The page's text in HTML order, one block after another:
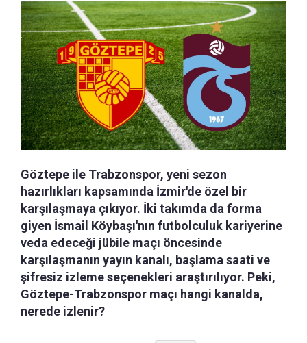
Göztepe ile Trabzonspor, yeni sezon
hazırlıkları kapsamında İzmir'de özel bir
karşılaşmaya çıkıyor. İki takımda da forma
giyen İsmail Köybaşı'nın futbolculuk kariyerine
veda edeceği jübile maçı öncesinde
karşılaşmanın yayın kanalı, başlama saati ve
şifresiz izleme seçenekleri araştırılıyor. Peki,
Göztepe-Trabzonspor maçı hangi kanalda,
nerede izlenir?